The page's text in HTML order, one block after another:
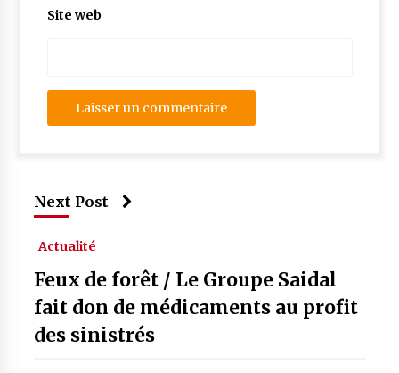
Site web
Next Post
Actualité
Feux de forêt / Le Groupe Saidal
fait don de médicaments au profit
des sinistrés